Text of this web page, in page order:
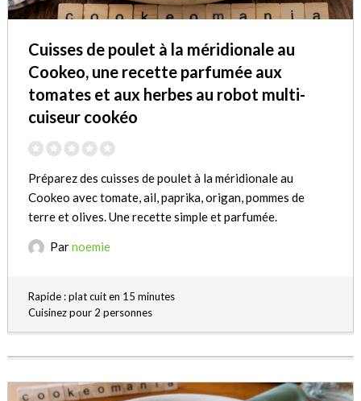
Cuisses de poulet à la méridionale au
Cookeo, une recette parfumée aux
tomates et aux herbes au robot multi-
cuiseur cookéo
Préparez des cuisses de poulet à la méridionale au
Cookeo avec tomate, ail, paprika, origan, pommes de
terre et olives. Une recette simple et parfumée.
Parnoemie
Rapide : plat cuit en 15 minutes
Cuisinez pour 2 personnes